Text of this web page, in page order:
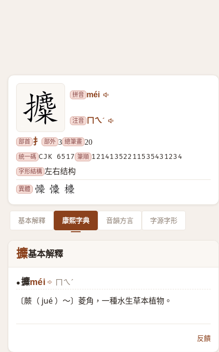
拼音 méi
注音 ㄇㄟˊ
部首 扌 部外 3 總筆畫 20
統一碼 CJK 6517 筆順 12141352211535431234
字形結構 左右结构
異體
基本解釋 康熙字典 音韻方言 字源字形
攗基本解釋
●攗méi ㄇㄟˊ
〔蕨（ jué ）～〕菱角，一種水生草本植物。
反饋